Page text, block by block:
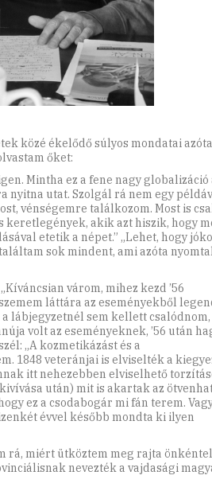
közé ékelődő súlyos mondatai
őket:
Mintha ez a fene nagy globalizáció
nyitna utat. Szolgál rá nem egy
vénségemre találkozom. Most is
akik azt hiszik, hogy
etetik a népet.” „Lehet, hogy
sok mindent, ami azóta
várom, mihez kezd ’56
láttára az eseményekből
lábjegyzetnél sem kellett csalódnom,
volt az eseményeknek, ’56 után
„A kozmetikázást és a
1848 veteránjai is elviselték a
itt nehezebben elviselhető
után) mit is akartak az
ez a csodabogár mi fán terem.
évvel később mondta ki ilyen
rá, miért ütköztem meg rajta
nevezték a vajdasági